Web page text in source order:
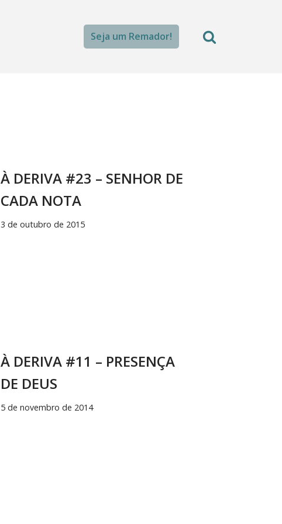
Seja um Remador!
À DERIVA #23 – SENHOR DE
CADA NOTA
3 de outubro de 2015
À DERIVA #11 – PRESENÇA
DE DEUS
5 de novembro de 2014